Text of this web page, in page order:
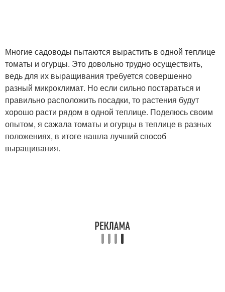
Многие садоводы пытаются вырастить в одной теплице
томаты и огурцы. Это довольно трудно осуществить,
ведь для их выращивания требуется совершенно
разный микроклимат. Но если сильно постараться и
правильно расположить посадки, то растения будут
хорошо расти рядом в одной теплице. Поделюсь своим
опытом, я сажала томаты и огурцы в теплице в разных
положениях, в итоге нашла лучший способ
выращивания.